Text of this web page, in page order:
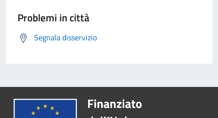
Problemi in città
Segnala disservizio